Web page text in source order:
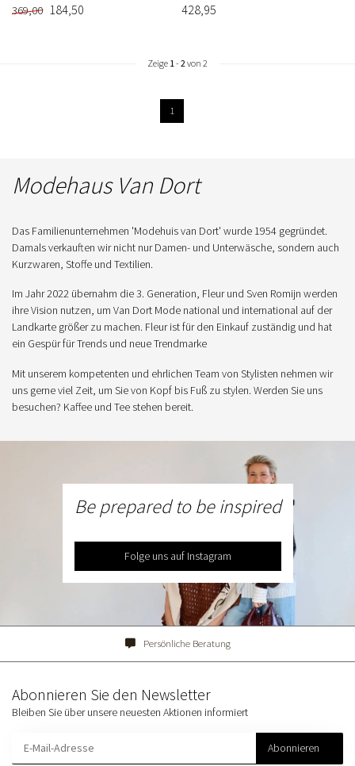
369,00 184,50
428,95
Zeige 1 - 2 von 2
1
Modehaus Van Dort
Das Familienunternehmen 'Modehuis van Dort' wurde 1954 gegründet.
Damals verkauften wir nicht nur Damen- und Unterwäsche, sondern auch
Kurzwaren, Stoffe und Textilien.
Im Jahr 2022 übernahm die 3. Generation, Fleur und Sven Romijn werden
ihre Vision nutzen, um Van Dort Mode national und international auf der
Landkarte größer zu machen. Fleur ist für den Einkauf zuständig und hat
ein Gespür für Trends und neue Trendmarke
Mit unserem kompetenten und ehrlichen Team von Stylisten nehmen wir
uns gerne viel Zeit, um Sie von Kopf bis Fuß zu stylen. Werden Sie uns
besuchen? Kaffee und Tee stehen bereit.
Be prepared to be inspired
Folge uns auf Instagram
Persönliche Beratung
Abonnieren Sie den Newsletter
Bleiben Sie über unsere neuesten Aktionen informiert
Abonnieren